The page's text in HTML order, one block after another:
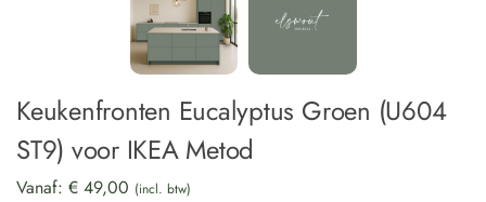
Keukenfronten Eucalyptus Groen (U604
ST9) voor IKEA Metod
Vanaf: € 49,00 (incl. btw)